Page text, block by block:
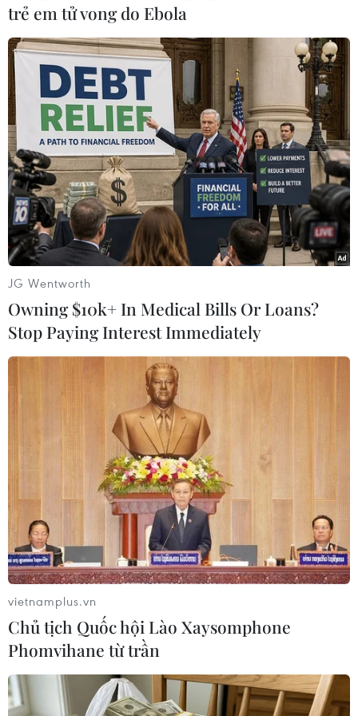
#An ninh Ukraine
#Chống khủng bố
#Cơ quan tình trạng khẩn cấp
Ukraine
Theo dõi VietnamPlus
TIN LIÊN QUAN
Tổng thống Ukraine mời lãnh đạo Mỹ Joe
Biden tới thăm nước này
06/05/2021 14:09
Tổng thống Zelensky cho biết đã mời Tổng thống Mỹ tới
Ukraine trong một chuyến thăm chính thức trong năm
nay vốn đánh dấu kỷ niệm 30 năm độc lập của Ukraine.
trẻ em tử vong do Ebola
JG Wentworth
Owning $10k+ In Medical Bills Or Loans?
Stop Paying Interest Immediately
vietnamplus.vn
Chủ tịch Quốc hội Lào Xaysomphone
Phomvihane từ trần